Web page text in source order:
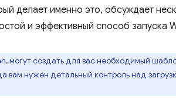
делает именно это, обсуждает
и эффективный способ запуска
могут создать для вас необходимый
вам нужен детальный контроль над